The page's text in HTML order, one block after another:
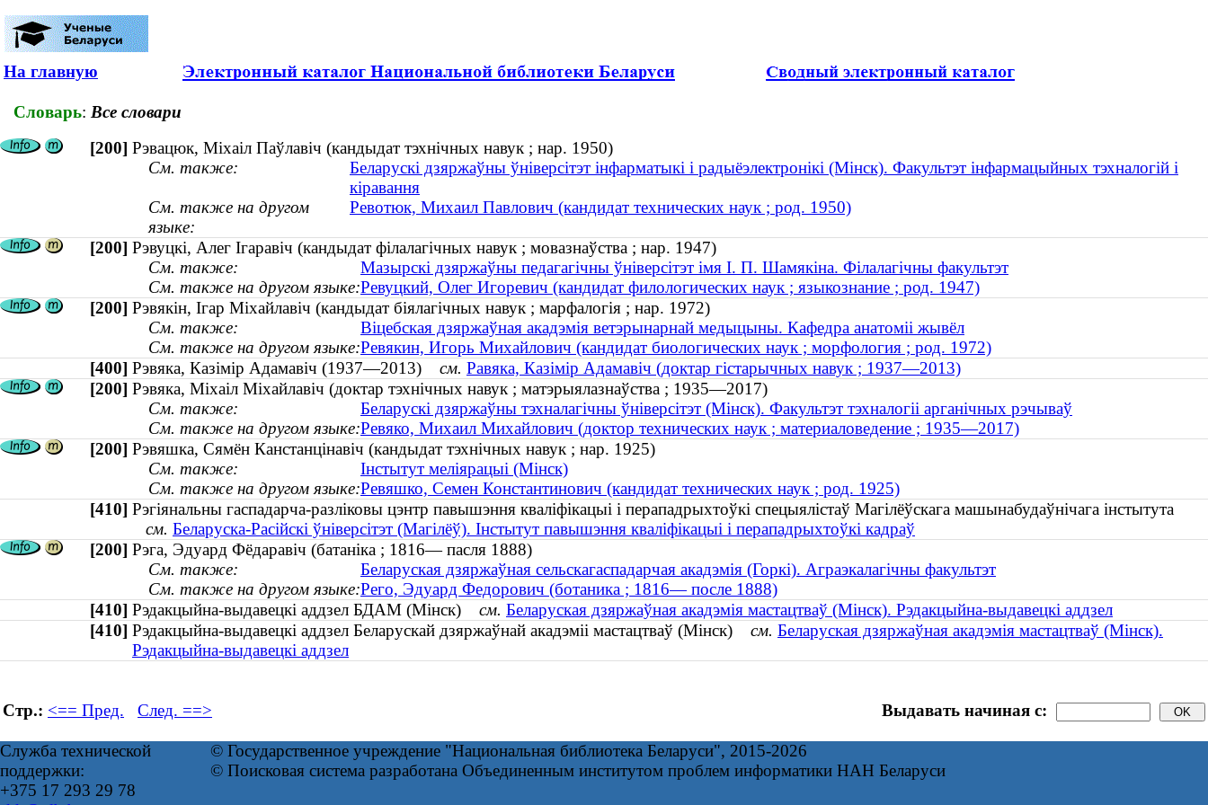
На главную
Словарь: Все словари
[200] Рэвацюк, Міхаіл Паўлавіч (кандыдат тэхнічных навук ; нар. 1950)
См. также:
Беларускі дзяржаўны ўніверсітэт інфарматыкі і радыёэлектронікі (Мінск). Факультэт інфармацыйных тэхналогій і
кіравання
См. также на другом
языке:
Ревотюк, Михаил Павлович (кандидат технических наук ; род. 1950)
[200] Рэвуцкі, Алег Ігаравіч (кандыдат філалагічных навук ; мовазнаўства ; нар. 1947)
См. также:
Мазырскі дзяржаўны педагагічны ўніверсітэт імя І. П. Шамякіна. Філалагічны факультэт
См. также на другом языке:Ревуцкий, Олег Игоревич (кандидат филологических наук ; языкознание ; род. 1947)
[200] Рэвякін, Ігар Міхайлавіч (кандыдат біялагічных навук ; марфалогія ; нар. 1972)
См. также:
Віцебская дзяржаўная акадэмія ветэрынарнай медыцыны. Кафедра анатоміі жывёл
См. также на другом языке:Ревякин, Игорь Михайлович (кандидат биологических наук ; морфология ; род. 1972)
[400] Рэвяка, Казімір Адамавіч (1937—2013) см. Равяка, Казімір Адамавіч (доктар гістарычных навук ; 1937—2013)
[200] Рэвяка, Міхаіл Міхайлавіч (доктар тэхнічных навук ; матэрыялазнаўства ; 1935—2017)
См. также:
Беларускі дзяржаўны тэхналагічны ўніверсітэт (Мінск). Факультэт тэхналогіі арганічных рэчываў
См. также на другом языке:Ревяко, Михаил Михайлович (доктор технических наук ; материаловедение ; 1935—2017)
[200] Рэвяшка, Сямён Канстанцінавіч (кандыдат тэхнічных навук ; нар. 1925)
См. также:
Інстытут меліярацыі (Мінск)
См. также на другом языке:Ревяшко, Семен Константинович (кандидат технических наук ; род. 1925)
[410] Рэгіянальны гаспадарча-разліковы цэнтр павышэння кваліфікацыі і перападрыхтоўкі спецыялістаў Магілёўскага машынабудаўнічага інстытута
см. Беларуска-Расійскі ўніверсітэт (Магілёў). Інстытут павышэння кваліфікацыі і перападрыхтоўкі кадраў
[200] Рэга, Эдуард Фёдаравіч (батаніка ; 1816— пасля 1888)
См. также:
Беларуская дзяржаўная сельскагаспадарчая акадэмія (Горкі). Аграэкалагічны факультэт
См. также на другом языке:Рего, Эдуард Федорович (ботаника ; 1816— после 1888)
[410] Рэдакцыйна-выдавецкі аддзел БДАМ (Мінск) см. Беларуская дзяржаўная акадэмія мастацтваў (Мінск). Рэдакцыйна-выдавецкі аддзел
[410] Рэдакцыйна-выдавецкі аддзел Беларускай дзяржаўнай акадэміі мастацтваў (Мінск) см. Беларуская дзяржаўная акадэмія мастацтваў (Мінск).
Рэдакцыйна-выдавецкі аддзел
Стр.: <== Пред. След. ==> Выдавать начиная с:
Служба технической
поддержки:
+375 17 293 29 78
© Государственное учреждение "Национальная библиотека Беларуси", 2015-2026
© Поисковая система разработана Объединенным институтом проблем информатики НАН Беларуси